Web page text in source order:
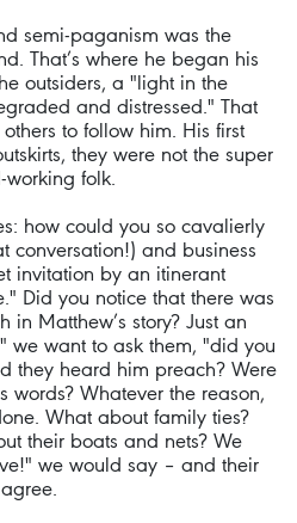
semi-paganism was the
That’s where he began his
outsiders, a "light in the
and distressed." That
to follow him. His first
they were not the super
working folk.
how could you so cavalierly
conversation!) and business
invitation by an itinerant
Did you notice that there was
in Matthew’s story? Just an
we want to ask them, "did you
they heard him preach? Were
words? Whatever the reason,
What about family ties?
their boats and nets? We
we would say – and their